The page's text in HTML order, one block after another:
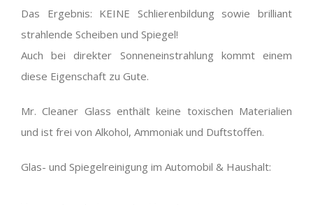
Das Ergebnis: KEINE Schlierenbildung sowie brilliant
strahlende Scheiben und Spiegel!
Auch bei direkter Sonneneinstrahlung kommt einem
diese Eigenschaft zu Gute.
Mr. Cleaner Glass enthält keine toxischen Materialien
und ist frei von Alkohol, Ammoniak und Duftstoffen.
Glas- und Spiegelreinigung im Automobil & Haushalt: